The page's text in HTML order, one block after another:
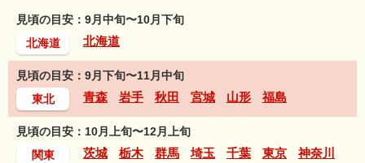
見頃の目安：9月中旬〜10月下旬
北海道
北海道
見頃の目安：9月下旬〜11月中旬
東北
青森 岩手 秋田 宮城 山形 福島
見頃の目安：10月上旬〜12月上旬
関東
茨城 栃木 群馬 埼玉 千葉 東京 神奈川